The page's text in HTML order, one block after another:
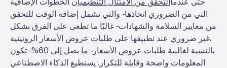
التي من الضروري اتخاذها - والتي تشمل إضافة الوقت للتحقق
من معايير السلامة والشهادات - غالبًا ما تطغى على الفرق بشكل
غير ضروري عند تطبيقها على طلبات عروض الأسعار الروتينية.
بالنسبة لغالبية طلبات عروض الأسعار - ما يصل إلى 60% - تكون
المعلومات واضحة وقابلة للتكرار. يستطيع الذكاء الاصطناعي